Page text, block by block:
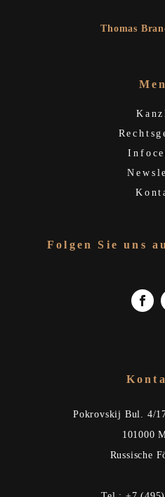
Thomas
Folgen Sie uns
Pokrovskij Bul. 4/
101000
Russische